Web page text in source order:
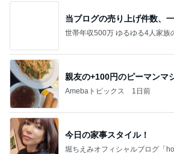
当ブログの売り上げ件数、
世帯年収500万 ゆるゆる4人家族
親友の+100円のピーマンマ
Amebaトピックス 1日前
今日の家事スタイル！
堀ちえみオフィシャルブログ「